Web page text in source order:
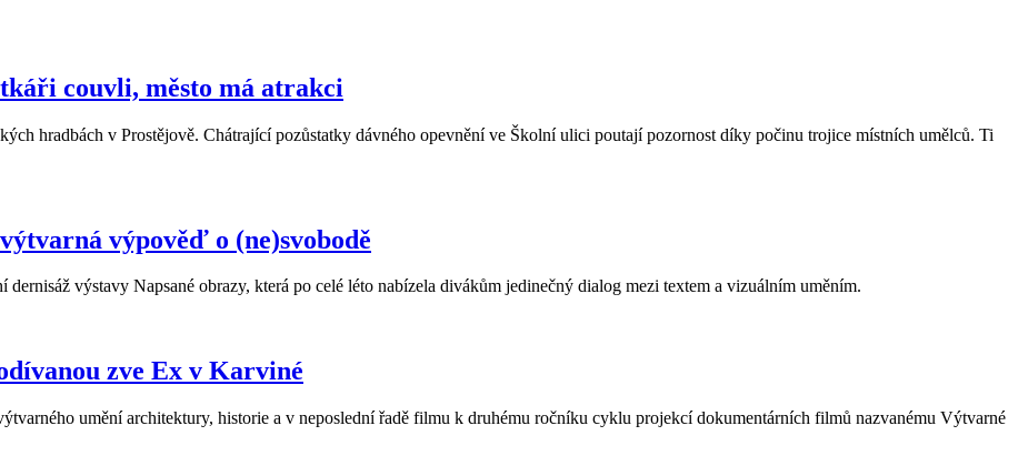
couvli, město má atrakci
hradbách v Prostějově. Chátrající pozůstatky dávného opevnění ve Školní ulici poutají pozornost díky počinu trojice místních umělců. Ti
výpověď o (ne)svobodě
výstavy Napsané obrazy, která po celé léto nabízela divákům jedinečný dialog mezi textem a vizuálním uměním.
zve Ex v Karviné
umění architektury, historie a v neposlední řadě filmu k druhému ročníku cyklu projekcí dokumentárních filmů nazvanému Výtvarné